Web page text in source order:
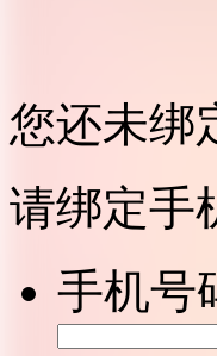
您还未绑
请绑定手
手机号